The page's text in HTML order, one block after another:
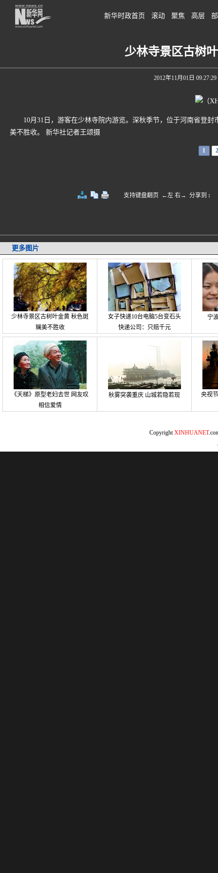
新华时政首页 滚动 聚焦 高层
少林寺景区古树
2012年11月01日 09:27:29
10月31日，游客在少林寺院内游览。深秋季节，位于河南省登封
美不胜收。 新华社记者王颂摄
1 2
支持键盘翻页 ←左 右→ 分享到 :
更多图片
少林寺景区古树叶金黄 秋色斑
斓美不胜收
女子快递10台电脑5台变石头
快递公司：只赔千元
宁
《天梯》原型老妇去世 网友叹
相信爱情
秋雾突袭重庆 山城若隐若现 央视
CopyrightXINHUANET